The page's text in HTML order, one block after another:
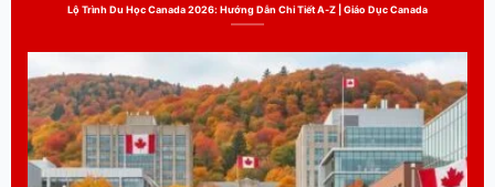
Lộ Trình Du Học Canada 2026: Hướng Dẫn Chi Tiết A-Z | Giáo Dục Canada